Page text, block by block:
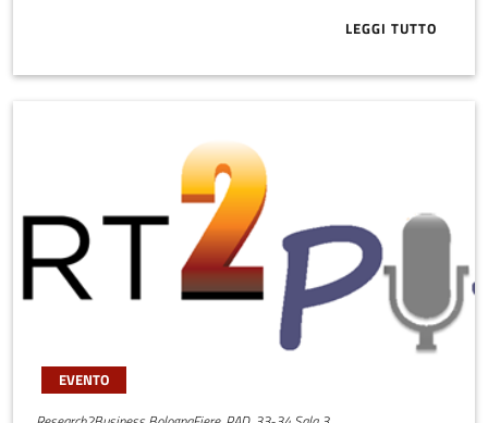
LEGGI TUTTOABOUT FUCK
EVENTO